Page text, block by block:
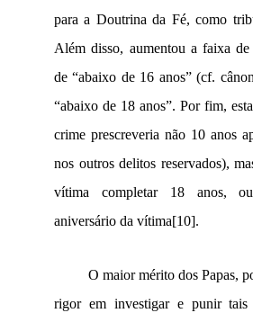
para a Doutrina da Fé, como
Além disso, aumentou a faixa
de “abaixo de 16 anos” (cf.
“abaixo de 18 anos”. Por fim,
crime prescreveria não 10 anos
nos outros delitos reservados),
vítima completar 18 anos,
aniversário da vítima[10].
O maior mérito dos Papas,
rigor em investigar e punir tais